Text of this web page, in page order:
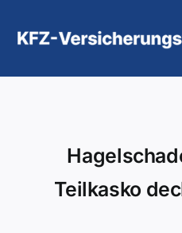
Inhalt
Hilfe und Kontakt
Teilkasko